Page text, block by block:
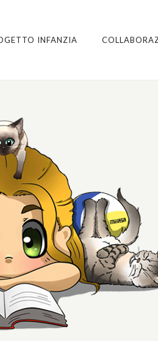
INFANZIA